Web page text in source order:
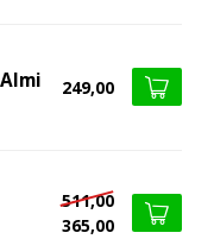
249,00
511,00
365,00